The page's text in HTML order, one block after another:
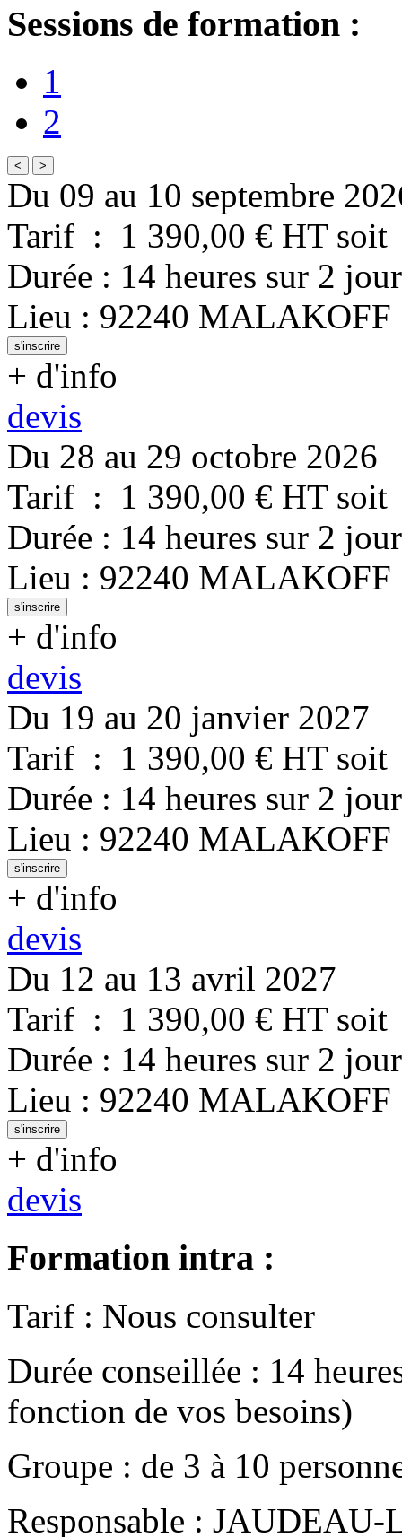
Sessions de formation :
1
2
< >
Du 09 au 10 septembre
Tarif : 1 390,00 € HT soit
Durée : 14 heures sur 2
Lieu : 92240 MALAKOFF
s'inscrire
+ d'info
devis
Du 28 au 29 octobre 2026
Tarif : 1 390,00 € HT soit
Durée : 14 heures sur 2
Lieu : 92240 MALAKOFF
s'inscrire
+ d'info
devis
Du 19 au 20 janvier 2027
Tarif : 1 390,00 € HT soit
Durée : 14 heures sur 2
Lieu : 92240 MALAKOFF
s'inscrire
+ d'info
devis
Du 12 au 13 avril 2027
Tarif : 1 390,00 € HT soit
Durée : 14 heures sur 2
Lieu : 92240 MALAKOFF
s'inscrire
+ d'info
devis
Formation intra :
Tarif : Nous consulter
Durée conseillée : 14
fonction de vos besoins)
Groupe : de 3 à 10
Responsable : JAUDEAU-